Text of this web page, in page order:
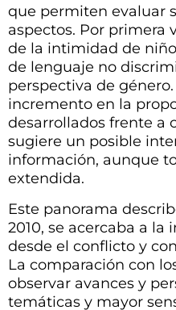
que permiten evaluar
aspectos. Por primera
de la intimidad de
de lenguaje no
perspectiva de
incremento en la
desarrollados frente a
sugiere un posible
información, aunque
extendida.
Este panorama
2010, se acercaba a
desde el conflicto y
La comparación con
observar avances y
temáticas y mayor